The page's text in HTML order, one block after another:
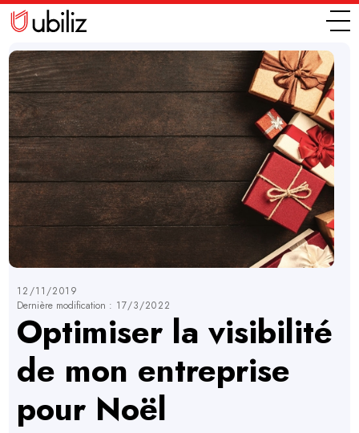
12/11/2019
Dernière modification : 17/3/2022
Optimiser la visibilité
de mon entreprise
pour Noël